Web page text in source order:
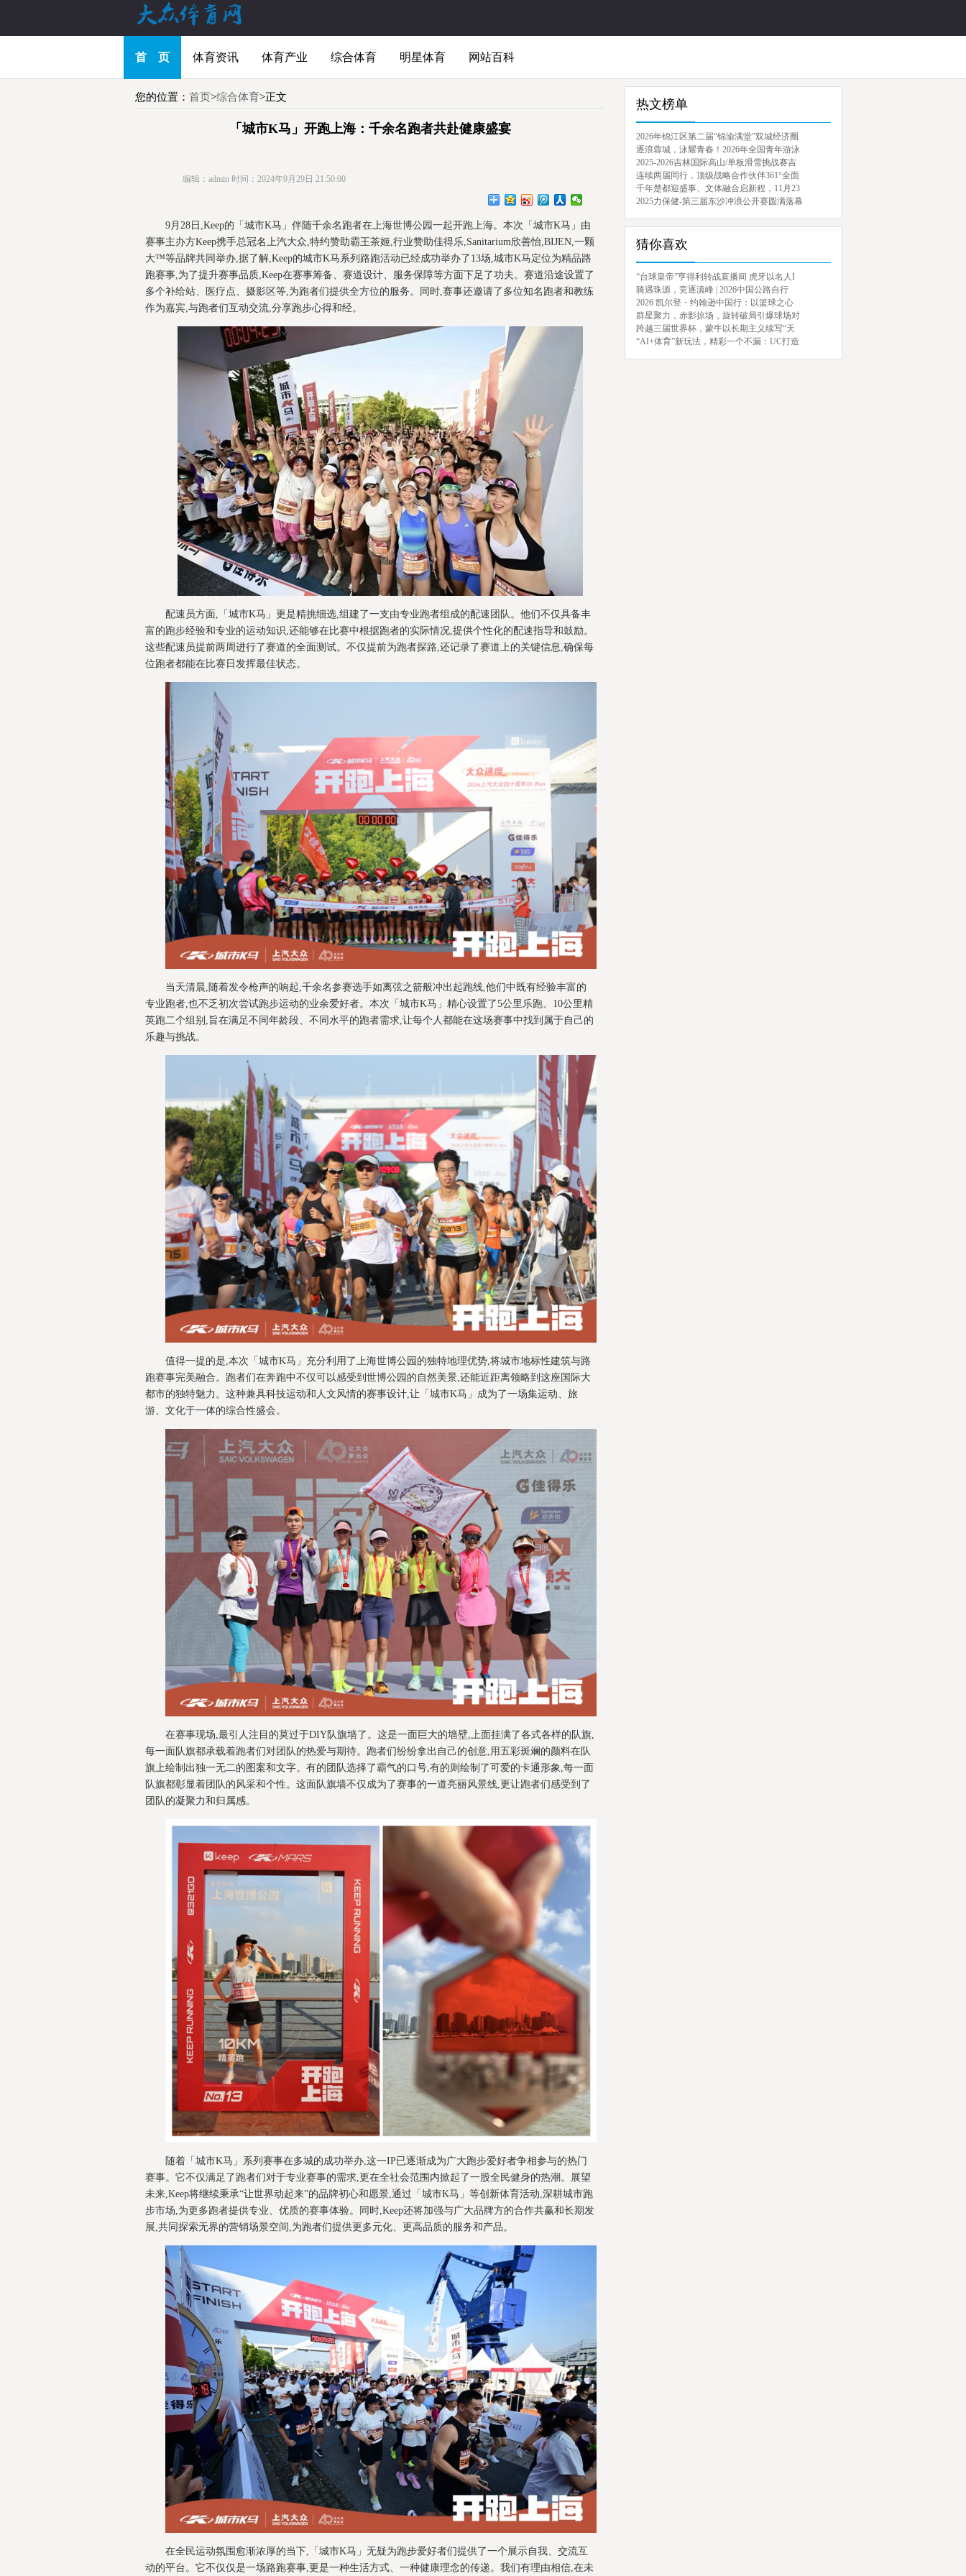
首 页 体育资讯 体育产业 综合体育 明星体育 网站百科
您的位置： 首页>综合体育>正文
「城市K马」开跑上海：千余名跑者共赴健康盛宴
编辑：admin 时间：2024年9月29日 21:50:00
9月28日,Keep的「城市K马」伴随千余名跑者在上海世博公园一起开跑上海。本次「城市K马」由
赛事主办方Keep携手总冠名上汽大众,特约赞助霸王茶姬,行业赞助佳得乐,Sanitarium欣善怡,BIJEN,一颗
大™等品牌共同举办,据了解,Keep的城市K马系列路跑活动已经成功举办了13场,城市K马定位为精品路
跑赛事,为了提升赛事品质,Keep在赛事筹备、赛道设计、服务保障等方面下足了功夫。赛道沿途设置了
多个补给站、医疗点、摄影区等,为跑者们提供全方位的服务。同时,赛事还邀请了多位知名跑者和教练
作为嘉宾,与跑者们互动交流,分享跑步心得和经。
配速员方面,「城市K马」更是精挑细选,组建了一支由专业跑者组成的配速团队。他们不仅具备丰
富的跑步经验和专业的运动知识,还能够在比赛中根据跑者的实际情况,提供个性化的配速指导和鼓励。
这些配速员提前两周进行了赛道的全面测试。不仅提前为跑者探路,还记录了赛道上的关键信息,确保每
位跑者都能在比赛日发挥最佳状态。
当天清晨,随着发令枪声的响起,千余名参赛选手如离弦之箭般冲出起跑线,他们中既有经验丰富的
专业跑者,也不乏初次尝试跑步运动的业余爱好者。本次「城市K马」精心设置了5公里乐跑、10公里精
英跑二个组别,旨在满足不同年龄段、不同水平的跑者需求,让每个人都能在这场赛事中找到属于自己的
乐趣与挑战。
值得一提的是,本次「城市K马」充分利用了上海世博公园的独特地理优势,将城市地标性建筑与路
跑赛事完美融合。跑者们在奔跑中不仅可以感受到世博公园的自然美景,还能近距离领略到这座国际大
都市的独特魅力。这种兼具科技运动和人文风情的赛事设计,让「城市K马」成为了一场集运动、旅
游、文化于一体的综合性盛会。
在赛事现场,最引人注目的莫过于DIY队旗墙了。这是一面巨大的墙壁,上面挂满了各式各样的队旗,
每一面队旗都承载着跑者们对团队的热爱与期待。跑者们纷纷拿出自己的创意,用五彩斑斓的颜料在队
旗上绘制出独一无二的图案和文字。有的团队选择了霸气的口号,有的则绘制了可爱的卡通形象,每一面
队旗都彰显着团队的风采和个性。这面队旗墙不仅成为了赛事的一道亮丽风景线,更让跑者们感受到了
团队的凝聚力和归属感。
随着「城市K马」系列赛事在多城的成功举办,这一IP已逐渐成为广大跑步爱好者争相参与的热门
赛事。它不仅满足了跑者们对于专业赛事的需求,更在全社会范围内掀起了一股全民健身的热潮。展望
未来,Keep将继续秉承“让世界动起来”的品牌初心和愿景,通过「城市K马」等创新体育活动,深耕城市跑
步市场,为更多跑者提供专业、优质的赛事体验。同时,Keep还将加强与广大品牌方的合作共赢和长期发
展,共同探索无界的营销场景空间,为跑者们提供更多元化、更高品质的服务和产品。
在全民运动氛围愈渐浓厚的当下,「城市K马」无疑为跑步爱好者们提供了一个展示自我、交流互
动的平台。它不仅仅是一场路跑赛事,更是一种生活方式、一种健康理念的传递。我们有理由相信,在未
热文榜单
2026年锦江区第二届“锦渝满堂”双城经济圈
逐浪蓉城，泳耀青春！2026年全国青年游泳
2025-2026吉林国际高山/单板滑雪挑战赛吉
连续两届同行，顶级战略合作伙伴361°全面
千年楚都迎盛事、文体融合启新程，11月23
2025力保健-第三届东沙冲浪公开赛圆满落幕
猜你喜欢
“台球皇帝”亨得利转战直播间 虎牙以名人I
骑遇珠源，竞逐滇峰 | 2026中国公路自行
2026 凯尔登・约翰逊中国行：以篮球之心
群星聚力，赤影掠场，旋转破局引爆球场对
跨越三届世界杯，蒙牛以长期主义续写“天
“AI+体育”新玩法，精彩一个不漏：UC打造